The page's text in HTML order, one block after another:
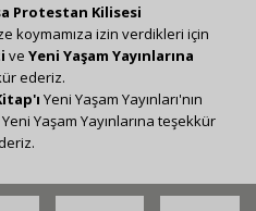
Protestan Kilisesi
koymamıza izin verdikleri için
ve Yeni Yaşam Yayınlarına
ederiz.
Yeni Yaşam Yayınları'nın
Yaşam Yayınlarına teşekkür